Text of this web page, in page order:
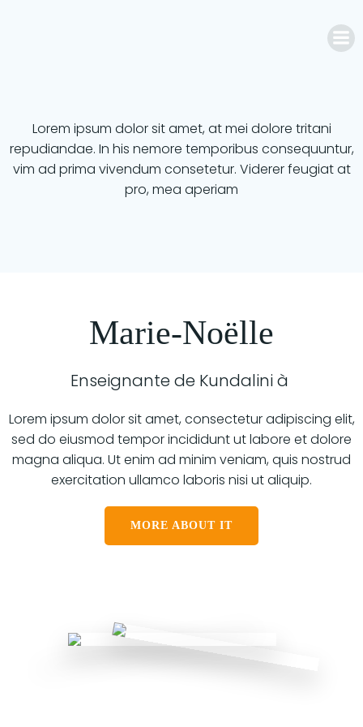
Lorem ipsum dolor sit amet, at mei dolore tritani
repudiandae. In his nemore temporibus consequuntur,
vim ad prima vivendum consetetur. Viderer feugiat at
pro, mea aperiam
Marie-Noëlle
Enseignante de Kundalini à
Lorem ipsum dolor sit amet, consectetur adipiscing elit,
sed do eiusmod tempor incididunt ut labore et dolore
magna aliqua. Ut enim ad minim veniam, quis nostrud
exercitation ullamco laboris nisi ut aliquip.
MORE ABOUT IT